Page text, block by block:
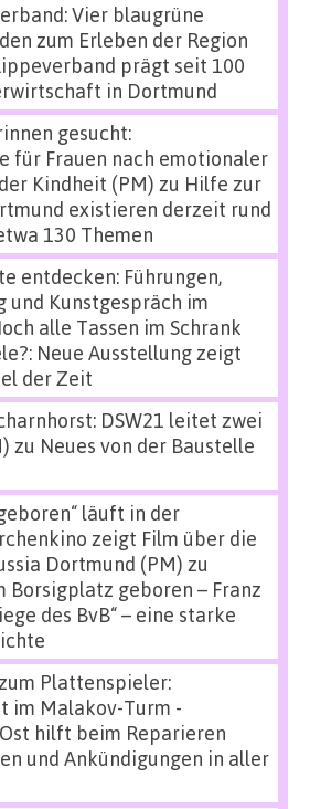
Vier blaugrüne
zum Erleben der Region
prägt seit 100
in Dortmund
gesucht:
für Frauen nach emotionaler
Kindheit (PM) zu Hilfe zur
existieren derzeit rund
130 Themen
entdecken: Führungen,
und Kunstgespräch im
alle Tassen im Schrank
Neue Ausstellung zeigt
der Zeit
DSW21 leitet zwei
zu Neues von der Baustelle
läuft in der
zeigt Film über die
Dortmund (PM) zu
Borsigplatz geboren – Franz
des BvB“ – eine starke
Plattenspieler:
im Malakov-Turm -
hilft beim Reparieren
und Ankündigungen in aller